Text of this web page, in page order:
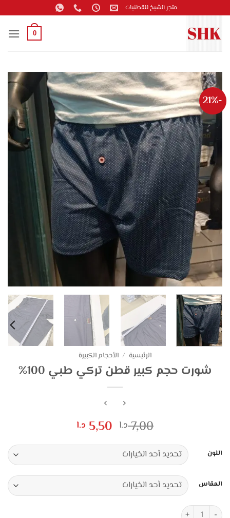
للمحتوى
متجر الشيخ للقطنيات
0
-21%
الرئيسية / الأحجام الكبيرة
شورت حجم كبير قطن تركي طبي 100%
7,00 د.ا السعر
هو:
7,00 د.ا.
5,50 د.ا
هو:
5,50 د.ا.
اللون
المقاس
كمية شورت حجم كبير قطن تركي طبي 100%